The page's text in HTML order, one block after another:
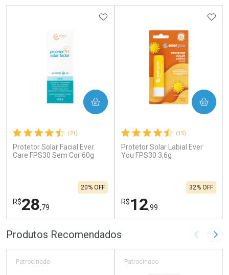
(21)
Protetor Solar Facial Ever
Care FPS30 Sem Cor 60g
R$28,79
20% OFF
ADICIONAR AOS FAVORITOS
COMPRAR
FECHAR
Laboratório
FECHAR
Por Menos
(15)
Protetor Solar Labial Ever
You FPS30 3,6g
R$12,99
32% OFF
COMPRAR
Laboratório
Por Menos
Produtos Recomendados Imagem
Patrocinado Patrocinado